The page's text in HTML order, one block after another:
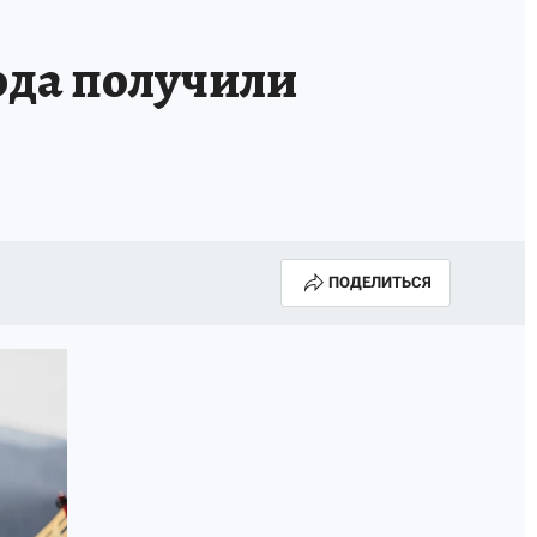
ЗАДАЙ ВОПРОС ГАИ
ГОВОРЯТ ЗВЕЗДЫ
получили
ПОДЕЛИТЬСЯ